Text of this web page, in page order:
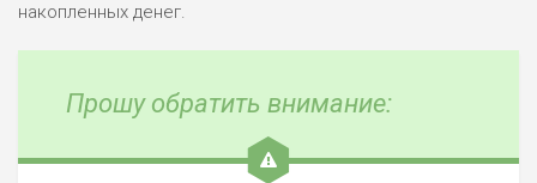
накопленных денег.
Прошу обратить внимание: